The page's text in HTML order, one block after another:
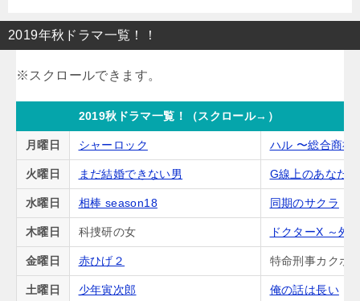
2019年秋ドラマ一覧！！
2019秋ドラマ一覧！（スクロール→）
月曜日 シャーロック ハル 〜総合商社
火曜日 まだ結婚できない男 G線上のあなた
水曜日 相棒 season18 同期のサクラ
木曜日 科捜研の女 ドクターX ～外
金曜日 赤ひげ２ 特命刑事カクホ
土曜日 少年寅次郎 俺の話は長い